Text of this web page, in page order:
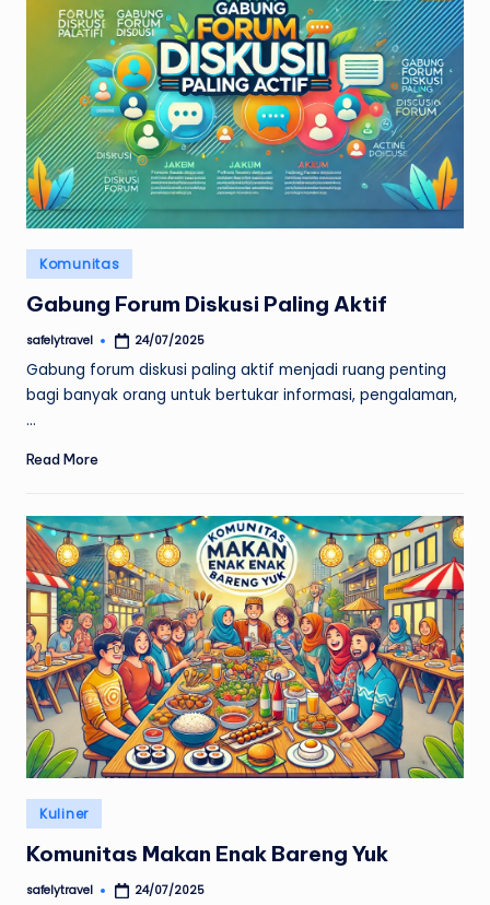
Posted
in
Komunitas
Gabung Forum Diskusi Paling Aktif
Posted
safelytravel 24/07/2025
Gabung forum diskusi paling aktif menjadi ruang penting
bagi banyak orang untuk bertukar informasi, pengalaman,
…
Read More
Posted
in
Kuliner
Komunitas Makan Enak Bareng Yuk
Posted
safelytravel 24/07/2025